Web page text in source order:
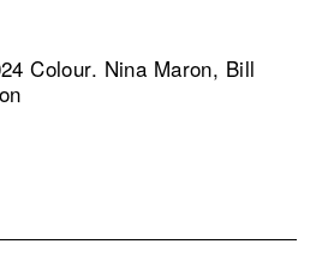
Colour. Nina Maron, Bill